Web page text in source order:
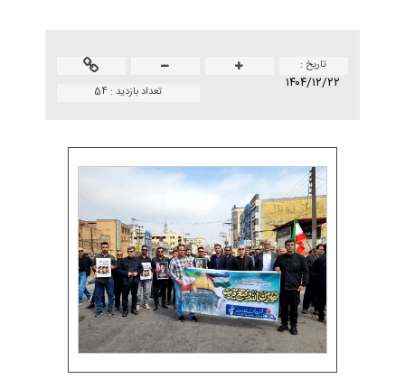
تاريخ :
۱۴۰۴/۱۲/۲۲ تعداد بازدید : 54